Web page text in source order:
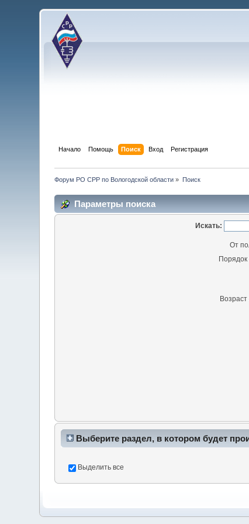
Начало Помощь Поиск Вход Регистрация
Форум РО СРР по Вологодской области » Поиск
Параметры поиска
Искать:
От
Порядок
Выберите раздел, в котором будет
Выделить все